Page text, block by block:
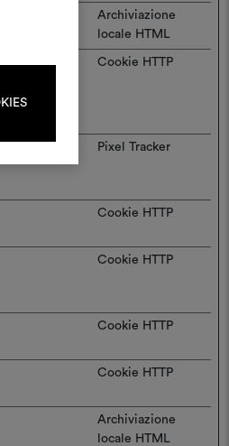
Archiviazione
locale HTML
Cookie HTTP
Pixel Tracker
Cookie HTTP
Cookie HTTP
Cookie HTTP
Cookie HTTP
Archiviazione
locale HTML